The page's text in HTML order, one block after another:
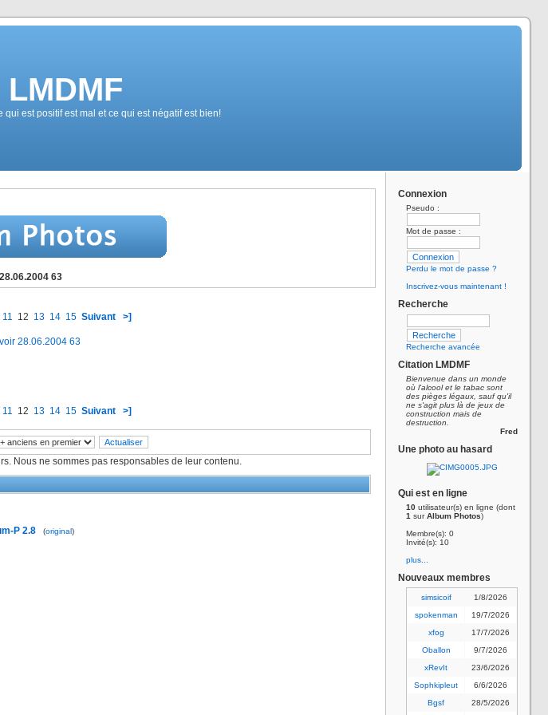
est positif est mal et ce qui est négatif est bien!
63
11 12 13 14 15 Suivant >]
11 12 13 14 15 Suivant >]
Nous ne sommes pas responsables de leur contenu.
P 2.8 (original)
Connexion
Pseudo :
Mot de passe :
Perdu le mot de passe ?
Inscrivez-vous maintenant !
Recherche
Recherche avancée
Citation LMDMF
Bienvenue dans un monde
où l'alcool et le tabac sont
des pièges légaux, sauf qu'il
ne s'agit plus là de jeux de
construction mais de
destruction.
Fred
Une photo au hasard
Qui est en ligne
10 utilisateur(s) en ligne (dont
1 surAlbum Photos)
Membre(s): 0
Invité(s): 10
plus...
Nouveaux membres
simsicoif
1/8/2026
spokenman
19/7/2026
xfog
17/7/2026
Oballon
9/7/2026
xRevIt
23/6/2026
Sophkipleut
6/6/2026
Bgsf
28/5/2026